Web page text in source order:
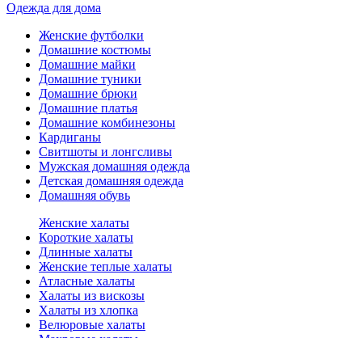
Одежда для дома
Женские футболки
Домашние костюмы
Домашние майки
Домашние туники
Домашние брюки
Домашние платья
Домашние комбинезоны
Кардиганы
Свитшоты и лонгсливы
Мужская домашняя одежда
Детская домашняя одежда
Домашняя обувь
Женские халаты
Короткие халаты
Длинные халаты
Женские теплые халаты
Атласные халаты
Халаты из вискозы
Халаты из хлопка
Велюровые халаты